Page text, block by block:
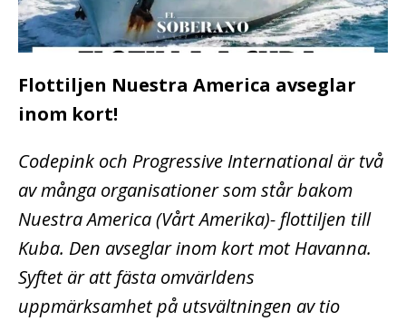
Flottiljen Nuestra America avseglar
inom kort!
Codepink och Progressive International är två
av många organisationer som står bakom
Nuestra America (Vårt Amerika)- flottiljen till
Kuba. Den avseglar inom kort mot Havanna.
Syftet är att fästa omvärldens
uppmärksamhet på utsvältningen av tio